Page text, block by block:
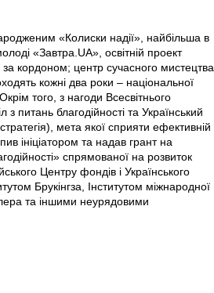
«Колиски надії», найбільша в
«Завтра.UA», освітній проект
за кордоном; центр сучасного мистецтва
кожні два роки – національної
того, з нагоди Всесвітнього
питань благодійності та Український
мета якої сприяти ефективній
ініціатором та надав грант на
спрямованої на розвиток
Центру фондів і Українського
Брукінгза, Інститутом міжнародної
та іншими неурядовими